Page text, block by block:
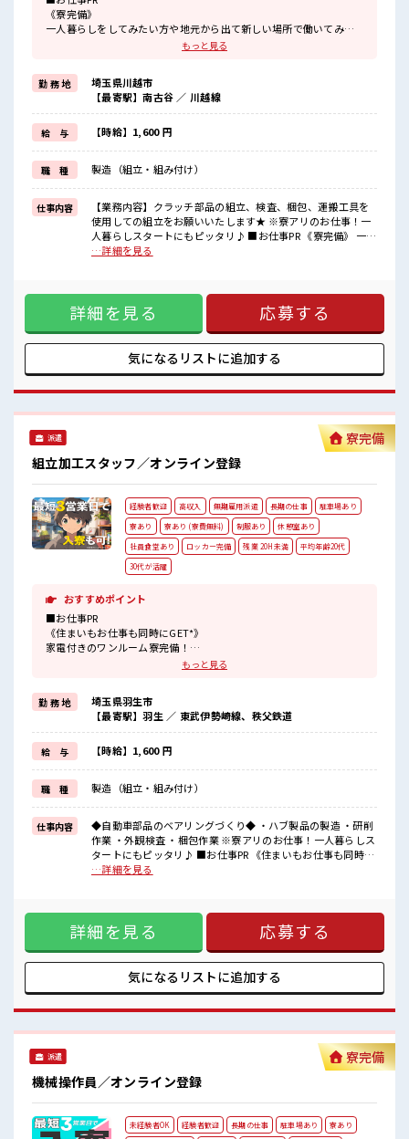
《寮完備》
一人暮らしをしてみたい方や地元から出て新しい場所で働いてみた
そんな方にピッタリな『寮あり』のお仕事です！
赴任地までの交通費も当社が負担！
遠方の方もご安心して応募ください！
《経験者優遇》
これまでの経験を活かしませんか？
ブランクがあっても大丈夫♪
経験はちょっとだけという方もOK！
《残業で収入アップ》
高収入を希望される方にオススメ！
残業は月20時間以上あります♪
■職場の雰囲気
キバツ過ぎなければ髪色・髪型は自由！
オンオフの切替もできちゃう！
寮もあるので遠方からの方も安心！
もっと見る
勤 務 地
埼玉県川越市
【最寄駅】南古谷 ／ 川越線
給 与 【時給】1,600 円
職 種 製造（組立・組み付け）
仕事内容
【業務内容】クラッチ部品の組立、検査、梱包、運搬工具を
使用しての組立をお願いいたします★ ※寮アリのお仕事！一
人暮らしスタートにもピッタリ♪ ■お仕事PR 《寮完備》 一人
暮らしをしてみたい方や地元から出て新しい場所で働いてみ
社が負担！ 遠方の方もご安心して応募ください！ 《経験者優
遇》 これまでの経験を活かしませんか？ ブランクがあっても
大丈夫♪ 経験はちょっとだけという方もOK！ 《残業で収入
アップ》 高収入を希望される方にオススメ！ 残業は月20時間
以上あります♪ ■職場の雰囲気 キバツ過ぎなければ髪色・髪
型は自由！ あなたの個性を大事にできます♪ しっかり休める
方からの方も安心！ #ryo
…詳細を見る
詳細を見る 応募する
気になるリストに追加する
派遣
組立加工スタッフ／オンライン登録
寮完備
経験者歓迎 高収入 無期雇用派遣 長期の仕事
駐車場あり
寮あり
寮あり (寮費無料) 制服あり
休憩室あり
社員食堂あり
ロッカー完備 残業 20H未満
平均年齢20代
30代が活躍
おすすめポイント
■お仕事PR
《住まいもお仕事も同時にGET*》
家電付きのワンルーム寮完備！
オトクにお引越しできちゃう♪
今までと違う場所で働いてみたい方や
一人暮らしをはじめてみたい方などにもオススメ☆
寮にも駐車場があるのでマイカー持ち込みOK！
《経験いかして収入UP*》
うれしい高時給1600円！
残業は適度にあるので無理せずお給料に上乗せできる◎
《人気の土日やすみ*》
前もって予定がたてやすい土日休み！
休日は好きな事をしてリフレッシュ☆
■職場の雰囲気
《男性スタッフさん活躍中》
お財布にやさしい♪
制服・帽子・安全靴は無料で貸し出し！
事前準備不要なのもうれしいポイント★
#ryo
もっと見る
勤 務 地
埼玉県羽生市
【最寄駅】羽生 ／ 東武伊勢崎線、秩父鉄道
給 与 【時給】1,600 円
職 種 製造（組立・組み付け）
仕事内容
◆自動車部品のベアリングづくり◆ ・ハブ製品の製造 ・研削
作業 ・外観検査 ・梱包作業 ※寮アリのお仕事！一人暮らしス
タートにもピッタリ♪ ■お仕事PR 《住まいもお仕事も同時に
GET*》 家電付きのワンルーム寮完備！ しかも寮費は『0
しをはじめてみたい方などにもオススメ☆ 寮にも駐車場があ
るのでマイカー持ち込みOK！ 《経験いかして収入UP*》 うれ
しい高時給1600円！ 残業は適度にあるので無理せずお給料に
上乗せできる◎ 《人気の土日やすみ*》 前もって予定がたて
やすい土日休み！ 休日は好きな事をしてリフレッシュ☆ ■職
場の雰囲気 《男性スタッフさん活躍中》 くるま通勤OK◎駐
財布にやさしい♪ 制服・帽子・安全靴は無料で貸し出し！ 事
前準備不要なのもうれしいポイント★ #ryo
…詳細を見る
詳細を見る 応募する
気になるリストに追加する
派遣
機械操作員／オンライン登録
寮完備
未経験者OK 経験者歓迎 長期の仕事 駐車場あり
寮あり